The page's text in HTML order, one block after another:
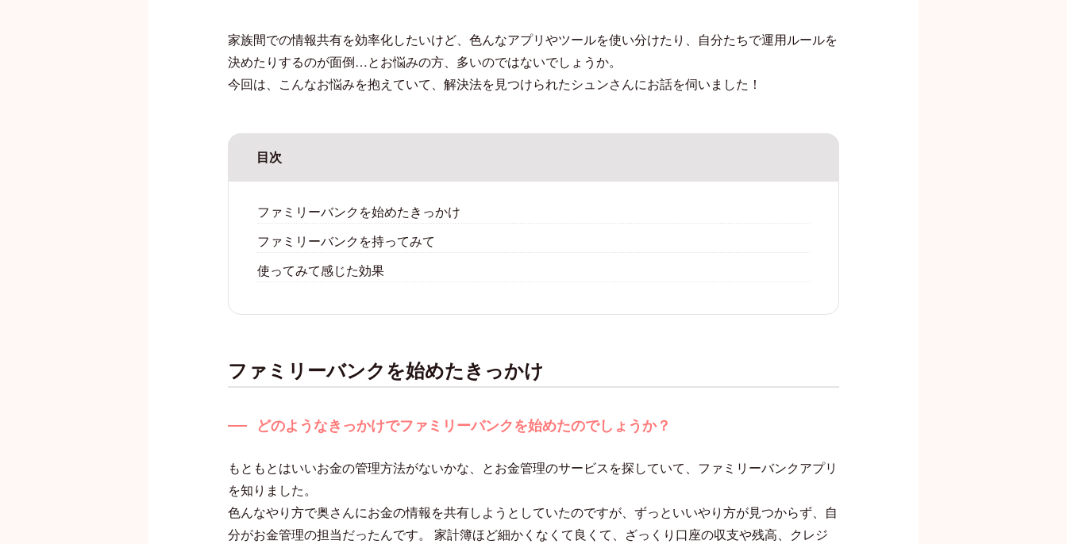
家族間での情報共有を効率化したいけど、色んなアプリやツールを使い分けたり、自分たちで運用ルールを
決めたりするのが面倒…とお悩みの方、多いのではないでしょうか。
今回は、こんなお悩みを抱えていて、解決法を見つけられたシュンさんにお話を伺いました！
目次
ファミリーバンクを始めたきっかけ
ファミリーバンクを持ってみて
使ってみて感じた効果
ファミリーバンクを始めたきっかけ
どのようなきっかけでファミリーバンクを始めたのでしょうか？
もともとはいいお金の管理方法がないかな、とお金管理のサービスを探していて、ファミリーバンクアプリ
を知りました。
色んなやり方で奥さんにお金の情報を共有しようとしていたのですが、ずっといいやり方が見つからず、自
分がお金管理の担当だったんです。 家計簿ほど細かくなくて良くて、ざっくり口座の収支や残高、クレジ